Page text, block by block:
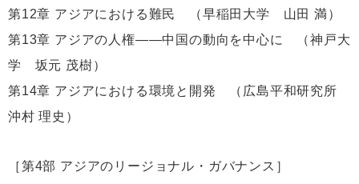
第12章 アジアにおける難民 （早稲田大学 山田 満）
第13章 アジアの人権——中国の動向を中心に （神戸大
学 坂元 茂樹）
第14章 アジアにおける環境と開発 （広島平和研究所
沖村 理史）
［第4部 アジアのリージョナル・ガバナンス］